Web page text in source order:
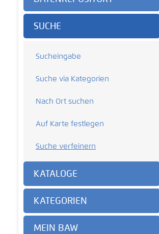
SUCHE
Sucheingabe
Suche via Kategorien
Nach Ort suchen
Auf Karte festlegen
Suche verfeinern
KATALOGE
KATEGORIEN
MEIN BAW